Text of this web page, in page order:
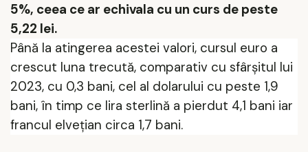
5%, ceea ce ar echivala cu un curs de peste
5,22 lei.
Până la atingerea acestei valori, cursul euro a
crescut luna trecută, comparativ cu sfârșitul lui
2023, cu 0,3 bani, cel al dolarului cu peste 1,9
bani, în timp ce lira sterlină a pierdut 4,1 bani iar
francul elvețian circa 1,7 bani.